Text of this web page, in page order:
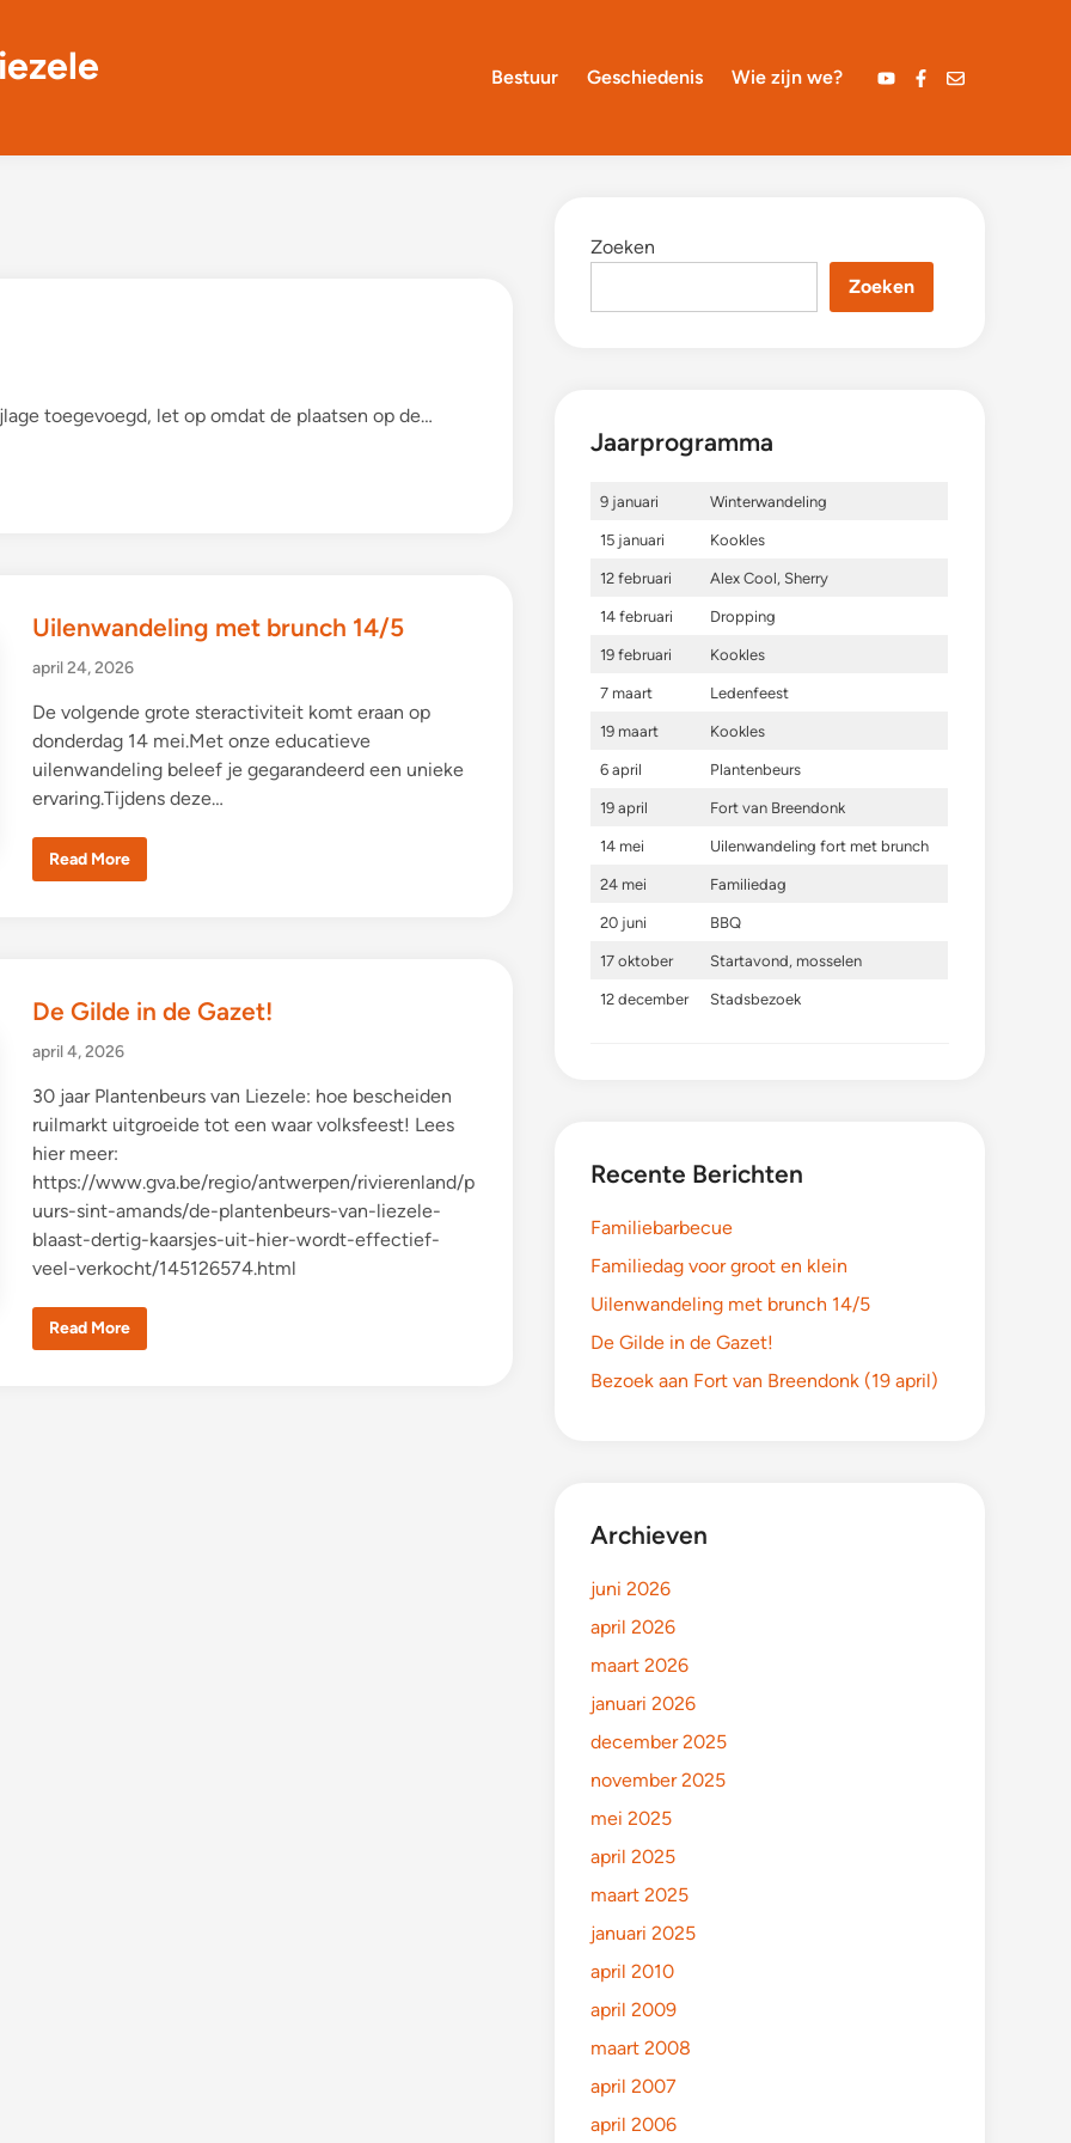
Bestuur Geschiedenis Wie zijn we?
YouTubeFacebook
Mail
toegevoegd, let op omdat de plaatsen op de…
Uilenwandeling met brunch 14/5
april 24, 2026
De volgende grote steractiviteit komt eraan op
donderdag 14 mei.Met onze educatieve
uilenwandeling beleef je gegarandeerd een unieke
ervaring.Tijdens deze…
U
e
n
m
e
t
r
u
n
c
1
4
/
Read More
De Gilde in de Gazet!
april 4, 2026
30 jaar Plantenbeurs van Liezele: hoe bescheiden
ruilmarkt uitgroeide tot een waar volksfeest! Lees
hier meer:
https://www.gva.be/regio/antwerpen/rivierenland/p
uurs-sint-amands/de-plantenbeurs-van-liezele-
blaast-dertig-kaarsjes-uit-hier-wordt-effectief-
veel-verkocht/145126574.html
D
Read More
Zoeken
Zoeken
Jaarprogramma
9 januari Winterwandeling
15 januari Kookles
12 februari Alex Cool, Sherry
14 februari Dropping
19 februari Kookles
7 maart Ledenfeest
19 maart Kookles
6 april Plantenbeurs
19 april Fort van Breendonk
14 mei Uilenwandeling fort met brunch
24 mei Familiedag
20 juni BBQ
17 oktober Startavond, mosselen
12 december Stadsbezoek
Recente Berichten
Familiebarbecue
Familiedag voor groot en klein
Uilenwandeling met brunch 14/5
De Gilde in de Gazet!
Bezoek aan Fort van Breendonk (19 april)
Archieven
juni 2026
april 2026
maart 2026
januari 2026
december 2025
november 2025
mei 2025
april 2025
maart 2025
januari 2025
april 2010
april 2009
maart 2008
april 2007
april 2006